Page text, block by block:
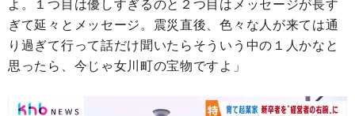
よ。１つ目は優しすぎるのと２つ目はメッセージが長す
ぎて延々とメッセージ。震災直後、色々な人が来ては通
り過ぎて行って話だけ聞いたらそういう中の１人かなと
思ったら、今じゃ女川町の宝物ですよ」